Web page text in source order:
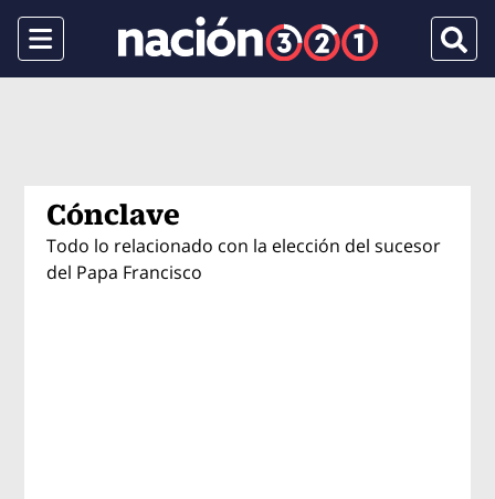
Menu
Cónclave
Todo lo relacionado con la elección del sucesor
del Papa Francisco